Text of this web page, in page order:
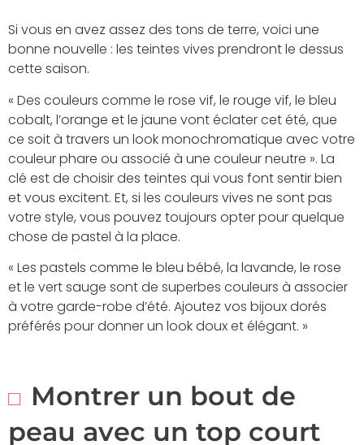
Si vous en avez assez des tons de terre, voici une
bonne nouvelle : les teintes vives prendront le dessus
cette saison.
« Des couleurs comme le rose vif, le rouge vif, le bleu
cobalt, l’orange et le jaune vont éclater cet été, que
ce soit à travers un look monochromatique avec votre
couleur phare ou associé à une couleur neutre ». La
clé est de choisir des teintes qui vous font sentir bien
et vous excitent. Et, si les couleurs vives ne sont pas
votre style, vous pouvez toujours opter pour quelque
chose de pastel à la place.
« Les pastels comme le bleu bébé, la lavande, le rose
et le vert sauge sont de superbes couleurs à associer
à votre garde-robe d’été. Ajoutez vos bijoux dorés
préférés pour donner un look doux et élégant. »
Montrer un bout de
peau avec un top court